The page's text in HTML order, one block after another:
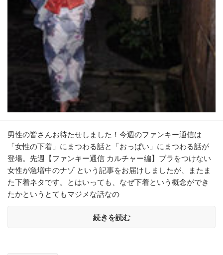
男性の皆さんお待たせしました！今週のファンキー通信は
「女性の下着」にまつわる話と「おっぱい」にまつわる話が
登場。先週【ファンキー通信 カルチャー編】ブラをつけない
女性が急増中のナゾ という記事をお届けしましたが、またま
た下着ネタです。とはいっても、なぜ下着という概念ができ
たかというとてもマジメな話なの
続きを読む